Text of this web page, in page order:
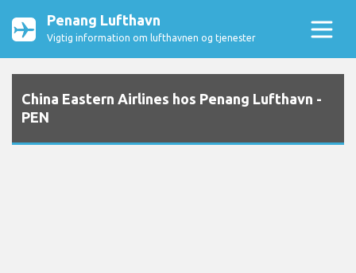
Penang Lufthavn
Vigtig information om lufthavnen og tjenester
China Eastern Airlines hos Penang Lufthavn -
PEN